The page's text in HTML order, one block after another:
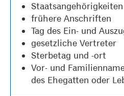
Staatsangehörigkeiten
frühere Anschriften
Tag des Ein- und
gesetzliche Vertreter
Sterbetag und -ort
Vor- und
des Ehegatten oder